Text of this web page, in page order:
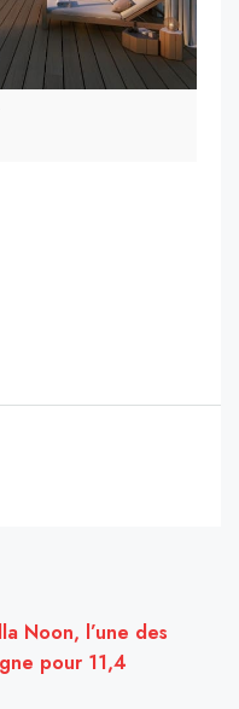
Noon, l’une des
pour 11,4